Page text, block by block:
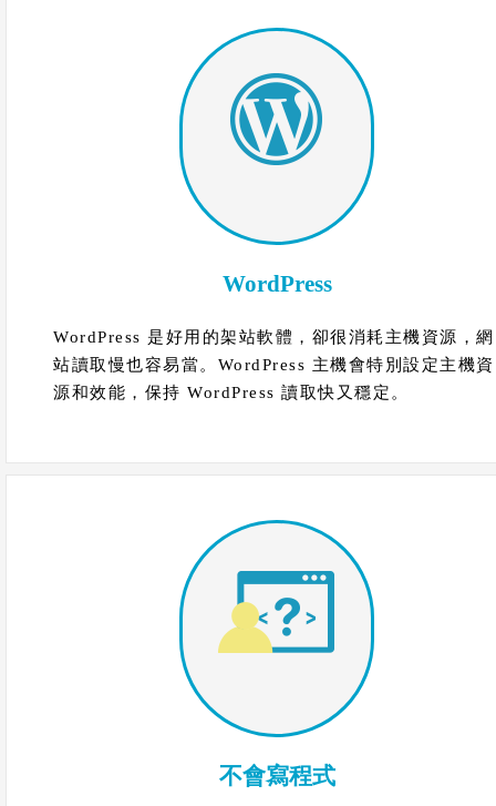
WordPress
WordPress 是好用的架站軟體，卻很消耗主機資源，網
站讀取慢也容易當。WordPress 主機會特別設定主機資
源和效能，保持 WordPress 讀取快又穩定。
不會寫程式